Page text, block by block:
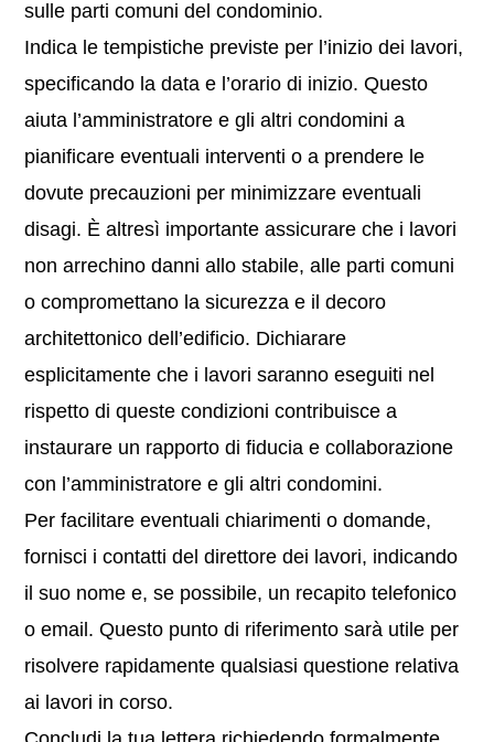
sulle parti comuni del condominio.
Indica le tempistiche previste per l’inizio dei lavori,
specificando la data e l’orario di inizio. Questo
aiuta l’amministratore e gli altri condomini a
pianificare eventuali interventi o a prendere le
dovute precauzioni per minimizzare eventuali
disagi. È altresì importante assicurare che i lavori
non arrechino danni allo stabile, alle parti comuni
o compromettano la sicurezza e il decoro
architettonico dell’edificio. Dichiarare
esplicitamente che i lavori saranno eseguiti nel
rispetto di queste condizioni contribuisce a
instaurare un rapporto di fiducia e collaborazione
con l’amministratore e gli altri condomini.
Per facilitare eventuali chiarimenti o domande,
fornisci i contatti del direttore dei lavori, indicando
il suo nome e, se possibile, un recapito telefonico
o email. Questo punto di riferimento sarà utile per
risolvere rapidamente qualsiasi questione relativa
ai lavori in corso.